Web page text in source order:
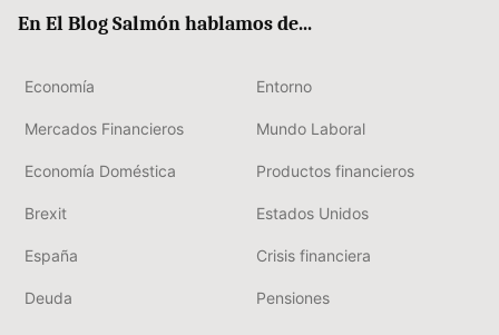
En El Blog Salmón hablamos de...
Economía Entorno
Mercados Financieros Mundo Laboral
Economía Doméstica Productos financieros
Brexit Estados Unidos
España Crisis financiera
Deuda Pensiones